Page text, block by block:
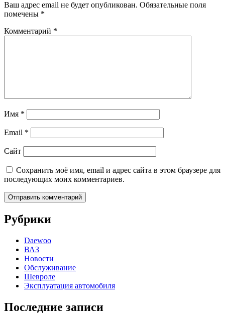
Ваш адрес email не будет опубликован. Обязательные поля
помечены *
Комментарий *
Имя *
Email *
Сайт
Сохранить моё имя, email и адрес сайта в этом браузере для
последующих моих комментариев.
Рубрики
Daewoo
ВАЗ
Новости
Обслуживание
Шевроле
Эксплуатация автомобиля
Последние записи